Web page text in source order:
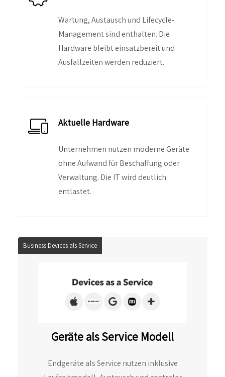
Wartung, Austausch und Lifecycle-
Management sind enthalten. Die
Hardware bleibt einsatzbereit und
Ausfallzeiten werden reduziert.
Aktuelle Hardware
Unternehmen nutzen moderne Geräte
ohne Aufwand für Beschaffung oder
Verwaltung. Die IT wird deutlich
entlastet.
Geräte als Service Modell
Endgeräte als Service nutzen inklusive
Business Devices als Service